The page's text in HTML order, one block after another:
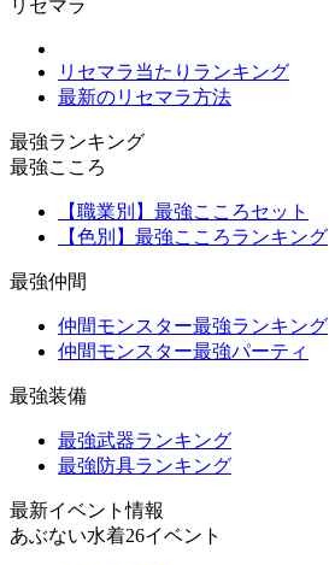
リセマラ
リセマラ当たりランキング
最新のリセマラ方法
最強ランキング
最強こころ
【職業別】最強こころセット
【色別】最強こころランキング
最強仲間
仲間モンスター最強ランキング
仲間モンスター最強パーティ
最強装備
最強武器ランキング
最強防具ランキング
最新イベント情報
あぶない水着26イベント